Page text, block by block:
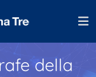
della